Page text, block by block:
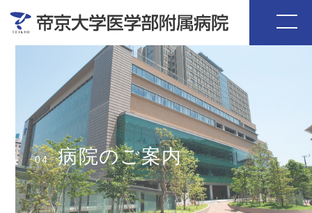
04 病院のご案内